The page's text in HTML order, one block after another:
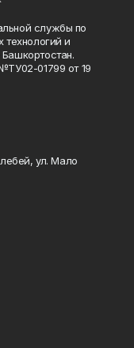
службы по
и
01799 от 19
ул. Мало